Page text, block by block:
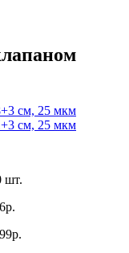
см, 25 мкм
см, 25 мкм
шт.